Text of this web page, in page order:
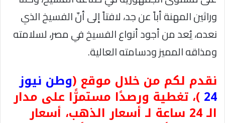
وراثين المهنة أباً عن جد، لافتاً إلى أنّ الفسيخ الذي
نعده، يُعد من أجود أنواع الفسيخ في مصر، لسلامته
ومذاقه المميز ودسامته العالية.
نقدم لكم من خلال موقع (وطن نيوز
24 )، تغطية ورصدًا مستمرًّا على مدار
الـ 24 ساعة لـ أسعار الذهب، أسعار